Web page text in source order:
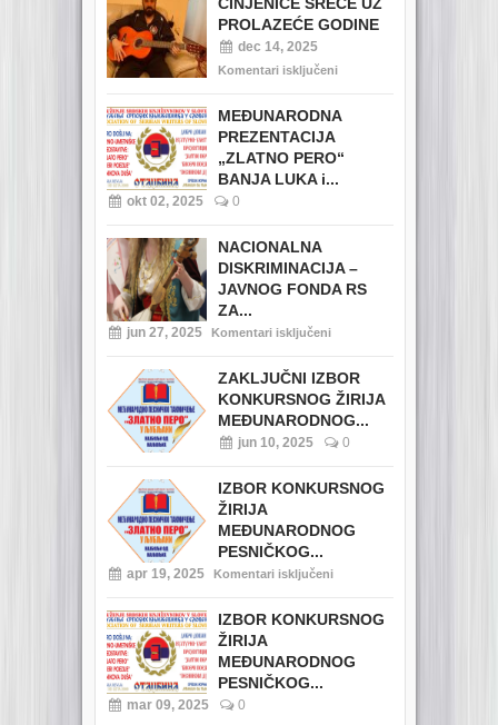
PROLAZEĆE GODINE
dec 14, 2025
Komentari isključeni
MEĐUNARODNA
PREZENTACIJA
„ZLATNO PERO“
BANJA LUKA i...
okt 02, 2025 0
NACIONALNA
DISKRIMINACIJA –
JAVNOG FONDA RS
ZA...
jun 27, 2025 Komentari isključeni
ZAKLJUČNI IZBOR
KONKURSNOG ŽIRIJA
MEĐUNARODNOG...
jun 10, 2025 0
IZBOR KONKURSNOG
ŽIRIJA
MEĐUNARODNOG
PESNIČKOG...
apr 19, 2025 Komentari isključeni
IZBOR KONKURSNOG
ŽIRIJA
MEĐUNARODNOG
PESNIČKOG...
mar 09, 2025 0